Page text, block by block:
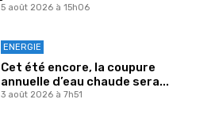
5 août 2026 à 15h06
ENERGIE
Cet été encore, la coupure
annuelle d’eau chaude sera...
3 août 2026 à 7h51